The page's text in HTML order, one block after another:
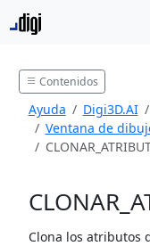
Contenidos
Ayuda Digi3D.AI
Ventana de
Clona los atributos